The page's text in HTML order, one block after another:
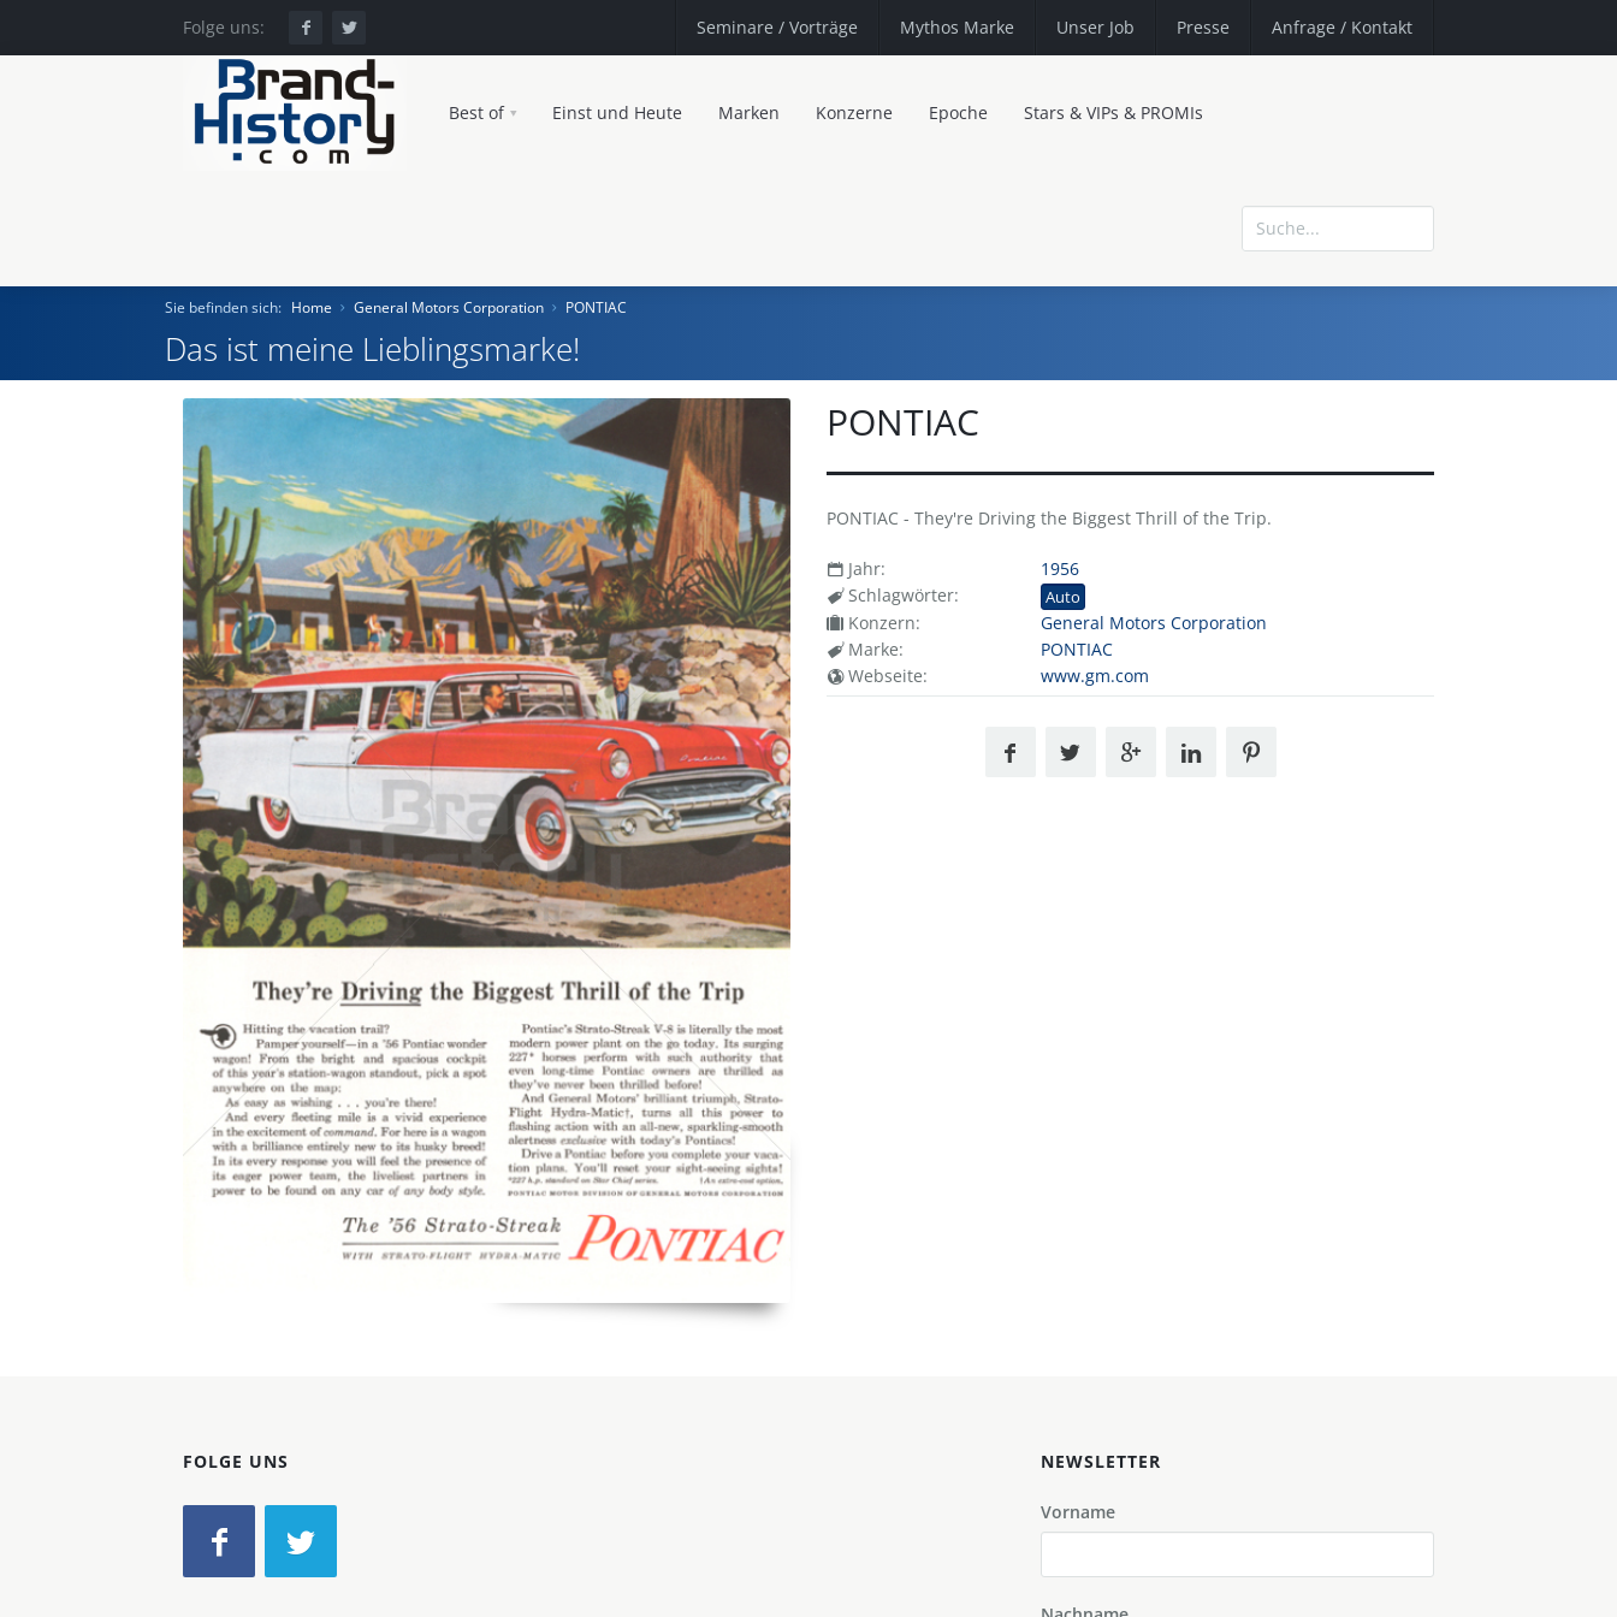
Folge uns: Seminare / Vorträge Mythos Marke Unser Job Presse Anfrage / Kontakt
Best of Einst und Heute Marken Konzerne Epoche Stars & VIPs & PROMIs
Home
Einst und Heute
Marken
Konzerne
Epoche
Sie befinden sich: Home General Motors Corporation PONTIAC
Das ist meine Lieblingsmarke!
PONTIAC
PONTIAC - They're Driving the Biggest Thrill of the Trip.
Jahr:
1956
Schlagwörter:
Auto
Konzern:
General Motors Corporation
Marke:
PONTIAC
Webseite:
www.gm.com
FOLGE UNS NEWSLETTER
Vorname